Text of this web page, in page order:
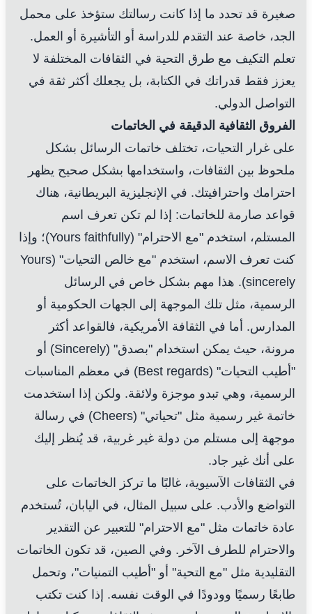
صغيرة قد تحدد ما إذا كانت رسالتك ستؤخذ على محمل
الجد، خاصة عند التقدم للدراسة أو التأشيرة أو العمل.
تعلم التكيف مع طرق التحية في الثقافات المختلفة لا
يعزز فقط قدراتك في الكتابة، بل يجعلك أكثر ثقة في
التواصل الدولي.
الفروق الثقافية الدقيقة في الخاتمات
على غرار التحيات، تختلف خاتمات الرسائل بشكل
ملحوظ بين الثقافات، واستخدامها بشكل صحيح يظهر
احترامك واحترافيتك. في الإنجليزية البريطانية، هناك
قواعد صارمة للخاتمات: إذا لم تكن تعرف اسم
المستلم، استخدم "مع الاحترام" (Yours faithfully)؛ وإذا
كنت تعرف الاسم، استخدم "مع خالص التحيات" (Yours
sincerely). هذا مهم بشكل خاص في الرسائل
الرسمية، مثل تلك الموجهة إلى الجهات الحكومية أو
المدارس. أما في الثقافة الأمريكية، فالقواعد أكثر
مرونة، حيث يمكن استخدام "بصدق" (Sincerely) أو
"أطيب التحيات" (Best regards) في معظم المناسبات
الرسمية، وهي تبدو موجزة ولائقة. ولكن إذا استخدمت
خاتمة غير رسمية مثل "تحياتي" (Cheers) في رسالة
موجهة إلى مستلم من دولة غير غربية، قد يُنظر إليك
على أنك غير جاد.
في الثقافات الآسيوية، غالبًا ما تركز الخاتمات على
التواضع والأدب. على سبيل المثال، في اليابان، تُستخدم
عادة خاتمات مثل "مع الاحترام" للتعبير عن التقدير
والاحترام للطرف الآخر. وفي الصين، قد تكون الخاتمات
التقليدية مثل "مع التحية" أو "أطيب التمنيات"، وتحمل
طابعًا رسميًا وودودًا في الوقت نفسه. إذا كنت تكتب